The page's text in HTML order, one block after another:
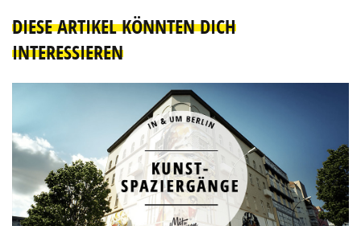
DIESE ARTIKEL KÖNNTEN DICH
INTERESSIEREN